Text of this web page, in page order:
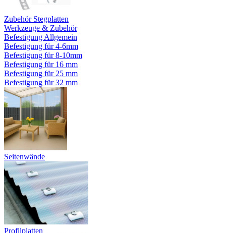
Zubehör Stegplatten
Werkzeuge & Zubehör
Befestigung Allgemein
Befestigung für 4-6mm
Befestigung für 8-10mm
Befestigung für 16 mm
Befestigung für 25 mm
Befestigung für 32 mm
Seitenwände
Profilplatten